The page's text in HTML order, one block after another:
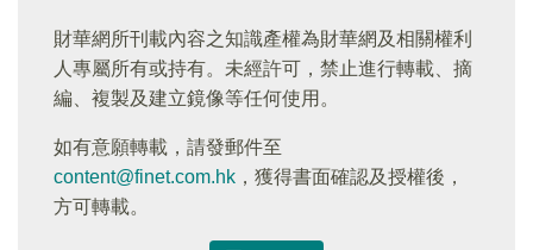
財華網所刊載內容之知識產權為財華網及相關權利
人專屬所有或持有。未經許可，禁止進行轉載、摘
編、複製及建立鏡像等任何使用。
如有意願轉載，請發郵件至
content@finet.com.hk ，獲得書面確認及授權後，
方可轉載。